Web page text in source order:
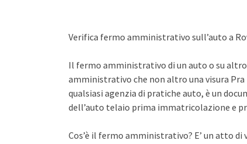
Verifica fermo amministrativo sull’auto a
Il fermo amministrativo di un auto o su
amministrativo che non altro una visura
qualsiasi agenzia di pratiche auto, è un
dell’auto telaio prima immatricolazione e
Cos’è il fermo amministrativo? E’ un atto